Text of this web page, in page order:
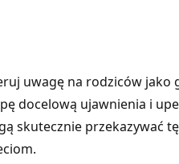
uwagę na rodziców jako
docelową ujawnienia i
skutecznie przekazywać